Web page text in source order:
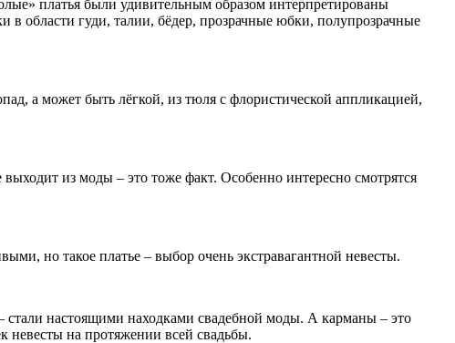
платья были удивительным образом интерпретированы
области гуди, талии, бёдер, прозрачные юбки, полупрозрачные
а может быть лёгкой, из тюля с флористической аппликацией,
из моды – это тоже факт. Особенно интересно смотрятся
но такое платье – выбор очень экстравагантной невесты.
настоящими находками свадебной моды. А карманы – это
невесты на протяжении всей свадьбы.